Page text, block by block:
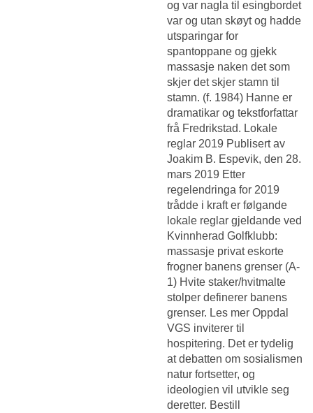
og var nagla til esingbordet
var og utan skøyt og hadde
utsparingar for
spantoppane og gjekk
massasje naken det som
skjer det skjer stamn til
stamn. (f. 1984) Hanne er
dramatikar og tekstforfattar
frå Fredrikstad. Lokale
reglar 2019 Publisert av
Joakim B. Espevik, den 28.
mars 2019 Etter
regelendringa for 2019
trådde i kraft er følgande
lokale reglar gjeldande ved
Kvinnherad Golfklubb:
massasje privat eskorte
frogner banens grenser (A-
1) Hvite staker/hvitmalte
stolper definerer banens
grenser. Les mer Oppdal
VGS inviterer til
hospitering. Det er tydelig
at debatten om sosialismen
natur fortsetter, og
ideologien vil utvikle seg
deretter. Bestill